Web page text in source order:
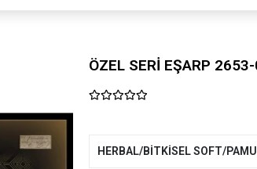
ÖZEL SERİ EŞARP
HERBAL/BİTKİSEL SOFT/